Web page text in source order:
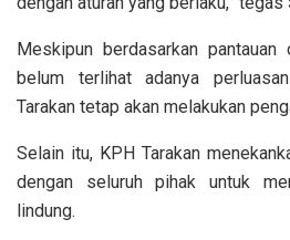
Meskipun berdasarkan
belum terlihat adanya
Tarakan tetap akan melakukan
Selain itu, KPH Tarakan
dengan seluruh pihak untuk
lindung.